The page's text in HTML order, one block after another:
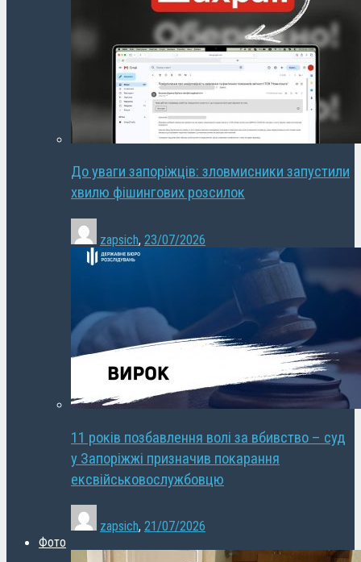
До уваги запоріжців: зловмисники запустили
хвилю фішингових розсилок
zapsich, 23/07/2026
11 років позбавлення волі за вбивство – суд
у Запоріжжі призначив покарання
ексвійськовослужбовцю
zapsich, 21/07/2026
Фото